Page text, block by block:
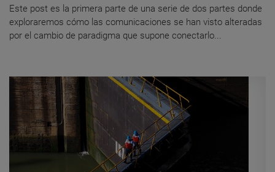
Este post es la primera parte de una serie de dos partes donde
exploraremos cómo las comunicaciones se han visto alteradas
por el cambio de paradigma que supone conectarlo...